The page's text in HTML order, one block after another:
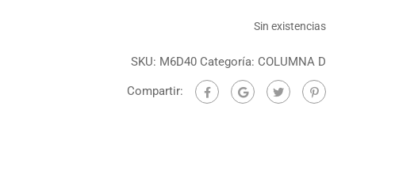
Sin existencias
SKU: M6D40 Categoría: COLUMNA D
Compartir: